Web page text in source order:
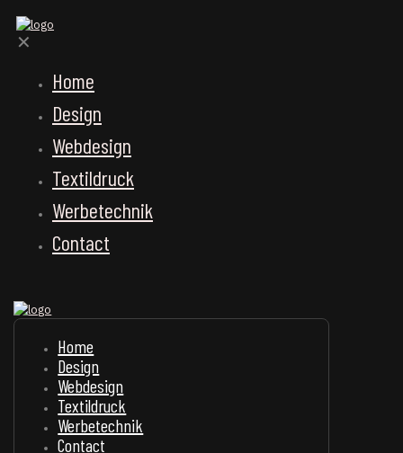
✕
Home
Design
Webdesign
Textildruck
Werbetechnik
Contact
Home
Design
Webdesign
Textildruck
Werbetechnik
Contact